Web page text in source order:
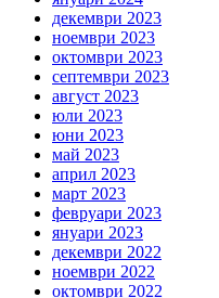
декември 2023
ноември 2023
октомври 2023
септември 2023
август 2023
юли 2023
юни 2023
май 2023
април 2023
март 2023
февруари 2023
януари 2023
декември 2022
ноември 2022
октомври 2022